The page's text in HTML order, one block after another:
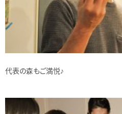
代表の森もご満悦♪